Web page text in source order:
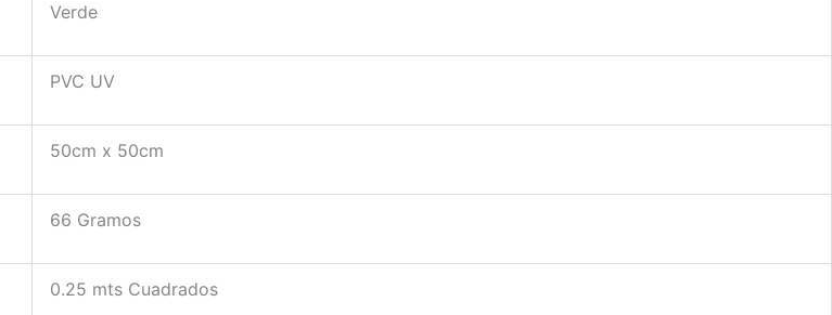
Verde
PVC UV
50cm x 50cm
66 Gramos
0.25 mts Cuadrados